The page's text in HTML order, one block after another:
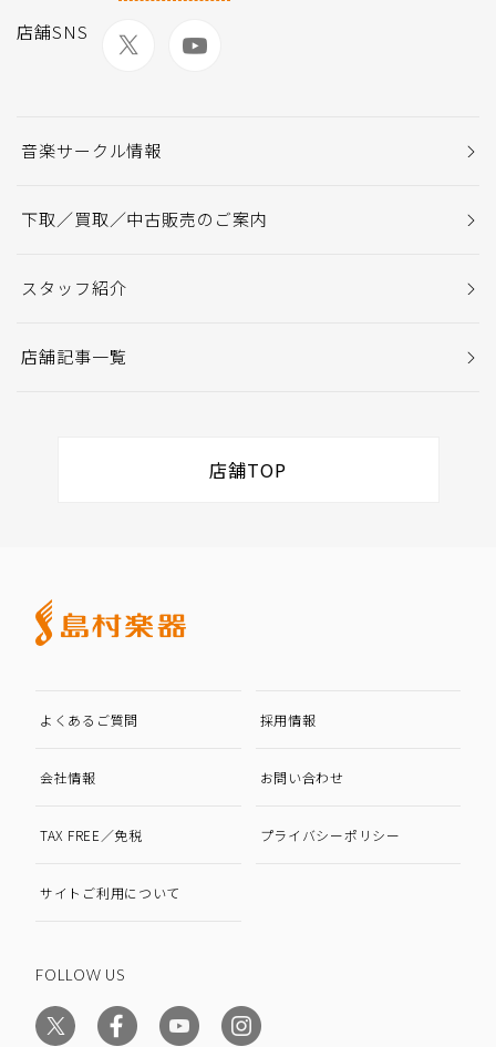
店舗SNS
音楽サークル情報
下取／買取／中古販売のご案内
スタッフ紹介
店舗記事一覧
店舗TOP
よくあるご質問 採用情報
会社情報 お問い合わせ
TAX FREE／免税 プライバシーポリシー
サイトご利用について
FOLLOW US